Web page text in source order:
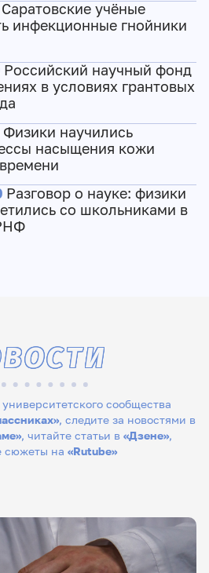
Саратовские учёные
инфекционные гнойники
Российский научный фонд
в условиях грантовых
Физики научились
насыщения кожи
Разговор о науке: физики
со школьниками в
сообщества
, следите за новостями в
, читайте статьи в «Дзене»,
сюжеты на «Rutube»